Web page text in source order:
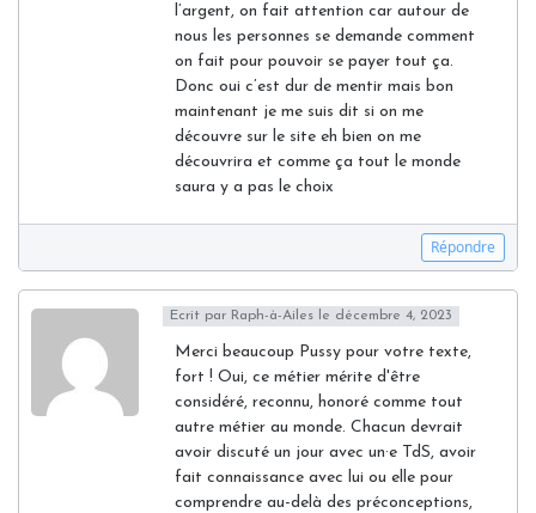
l’argent, on fait attention car autour de
nous les personnes se demande comment
on fait pour pouvoir se payer tout ça.
Donc oui c’est dur de mentir mais bon
maintenant je me suis dit si on me
découvre sur le site eh bien on me
découvrira et comme ça tout le monde
saura y a pas le choix
Répondre
Ecrit par Raph-à-Ailes le décembre 4, 2023
Merci beaucoup Pussy pour votre texte,
fort ! Oui, ce métier mérite d'être
considéré, reconnu, honoré comme tout
autre métier au monde. Chacun devrait
avoir discuté un jour avec un·e TdS, avoir
fait connaissance avec lui ou elle pour
comprendre au-delà des préconceptions,